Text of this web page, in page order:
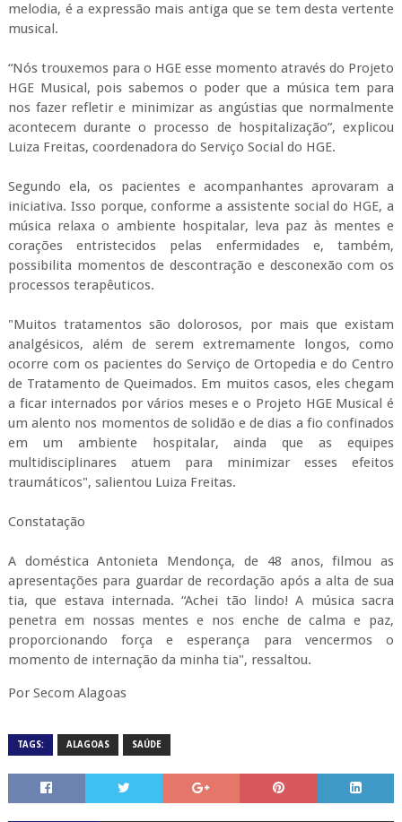
melodia, é a expressão mais antiga que se tem desta vertente
musical.
“Nós trouxemos para o HGE esse momento através do Projeto
HGE Musical, pois sabemos o poder que a música tem para
nos fazer refletir e minimizar as angústias que normalmente
acontecem durante o processo de hospitalização”, explicou
Luiza Freitas, coordenadora do Serviço Social do HGE.
Segundo ela, os pacientes e acompanhantes aprovaram a
iniciativa. Isso porque, conforme a assistente social do HGE, a
música relaxa o ambiente hospitalar, leva paz às mentes e
corações entristecidos pelas enfermidades e, também,
possibilita momentos de descontração e desconexão com os
processos terapêuticos.
"Muitos tratamentos são dolorosos, por mais que existam
analgésicos, além de serem extremamente longos, como
ocorre com os pacientes do Serviço de Ortopedia e do Centro
de Tratamento de Queimados. Em muitos casos, eles chegam
a ficar internados por vários meses e o Projeto HGE Musical é
um alento nos momentos de solidão e de dias a fio confinados
em um ambiente hospitalar, ainda que as equipes
multidisciplinares atuem para minimizar esses efeitos
traumáticos", salientou Luiza Freitas.
Constatação
A doméstica Antonieta Mendonça, de 48 anos, filmou as
apresentações para guardar de recordação após a alta de sua
tia, que estava internada. “Achei tão lindo! A música sacra
penetra em nossas mentes e nos enche de calma e paz,
proporcionando força e esperança para vencermos o
momento de internação da minha tia", ressaltou.
Por Secom Alagoas
TAGS: ALAGOAS SAÚDE